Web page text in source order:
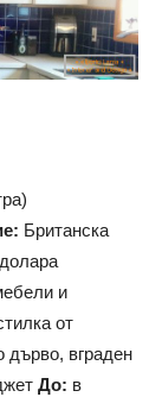
Британска
и
от
дърво, вграден
До: в